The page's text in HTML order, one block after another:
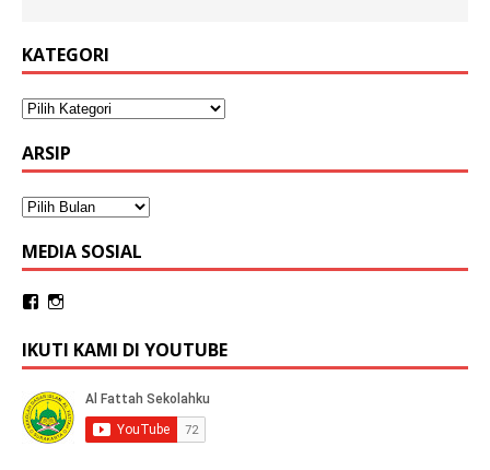
KATEGORI
ARSIP
MEDIA SOSIAL
IKUTI KAMI DI YOUTUBE